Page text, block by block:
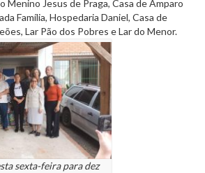
Menino Jesus de Praga, Casa de Amparo
Família, Hospedaria Daniel, Casa de
Lar Pão dos Pobres e Lar do Menor.
sexta-feira para dez